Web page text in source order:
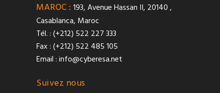
MAROC : 193, Avenue Hassan II, 20140 ,
Casablanca, Maroc
Tél. : (+212) 522 227 333
Fax : (+212) 522 485 105
Email :info@cyberesa.net
Suivez nous